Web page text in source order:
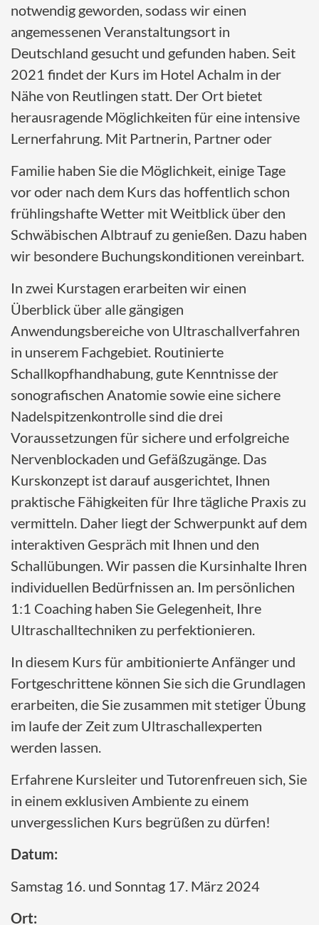
notwendig geworden, sodass wir einen
angemessenen Veranstaltungsort in
Deutschland gesucht und gefunden haben. Seit
2021 findet der Kurs im Hotel Achalm in der
Nähe von Reutlingen statt. Der Ort bietet
herausragende Möglichkeiten für eine intensive
Lernerfahrung. Mit Partnerin, Partner oder
Familie haben Sie die Möglichkeit, einige Tage
vor oder nach dem Kurs das hoffentlich schon
frühlingshafte Wetter mit Weitblick über den
Schwäbischen Albtrauf zu genießen. Dazu haben
wir besondere Buchungskonditionen vereinbart.
In zwei Kurstagen erarbeiten wir einen
Überblick über alle gängigen
Anwendungsbereiche von Ultraschallverfahren
in unserem Fachgebiet. Routinierte
Schallkopfhandhabung, gute Kenntnisse der
sonografischen Anatomie sowie eine sichere
Nadelspitzenkontrolle sind die drei
Voraussetzungen für sichere und erfolgreiche
Nervenblockaden und Gefäßzugänge. Das
Kurskonzept ist darauf ausgerichtet, Ihnen
praktische Fähigkeiten für Ihre tägliche Praxis zu
vermitteln. Daher liegt der Schwerpunkt auf dem
interaktiven Gespräch mit Ihnen und den
Schallübungen. Wir passen die Kursinhalte Ihren
individuellen Bedürfnissen an. Im persönlichen
1:1 Coaching haben Sie Gelegenheit, Ihre
Ultraschalltechniken zu perfektionieren.
In diesem Kurs für ambitionierte Anfänger und
Fortgeschrittene können Sie sich die Grundlagen
erarbeiten, die Sie zusammen mit stetiger Übung
im laufe der Zeit zum Ultraschallexperten
werden lassen.
Erfahrene Kursleiter und Tutorenfreuen sich, Sie
in einem exklusiven Ambiente zu einem
unvergesslichen Kurs begrüßen zu dürfen!
Datum:
Samstag 16. und Sonntag 17. März 2024
Ort: